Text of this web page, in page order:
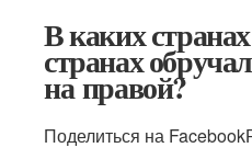
В каких
странах
на правой?
Поделиться на